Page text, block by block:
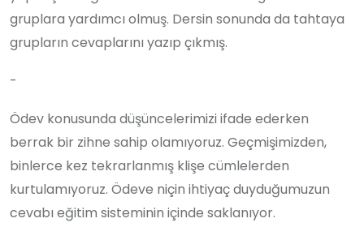
gruplara yardımcı olmuş. Dersin sonunda da tahtaya
grupların cevaplarını yazıp çıkmış.
-
Ödev konusunda düşüncelerimizi ifade ederken
berrak bir zihne sahip olamıyoruz. Geçmişimizden,
binlerce kez tekrarlanmış klişe cümlelerden
kurtulamıyoruz. Ödeve niçin ihtiyaç duyduğumuzun
cevabı eğitim sisteminin içinde saklanıyor.